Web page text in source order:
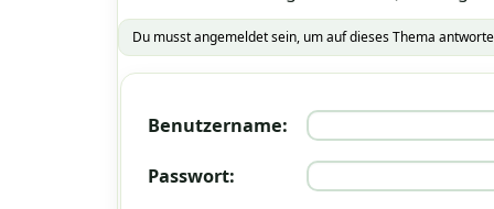
Du musst angemeldet sein, um auf dieses Thema
Benutzername:
Passwort: